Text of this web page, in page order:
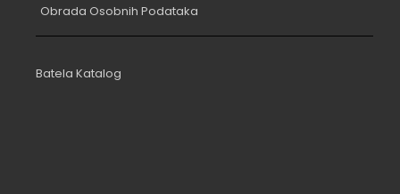
Obrada Osobnih Podataka
Batela Katalog